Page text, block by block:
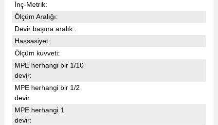
İnç-Metrik:
Ölçüm Aralığı:
Devir başına aralık :
Hassasiyet:
Ölçüm kuvveti:
MPE herhangi bir 1/10
devir:
MPE herhangi bir 1/2
devir:
MPE herhangi 1
devir: